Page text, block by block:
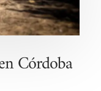
Córdoba